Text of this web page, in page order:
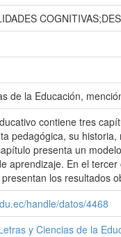
de la Educación,
contiene tres
pedagógica, su
presenta un
aprendizaje. En el
los resultados
handle/datos/4468
y Ciencias de la